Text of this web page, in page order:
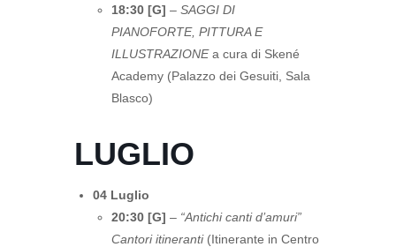
18:30 [G] – SAGGI DI
PIANOFORTE, PITTURA E
ILLUSTRAZIONEa cura di Skené
Academy (Palazzo dei Gesuiti, Sala
Blasco)
LUGLIO
04 Luglio
20:30 [G] – “Antichi canti d’amuri”
Cantori itineranti(Itinerante in Centro